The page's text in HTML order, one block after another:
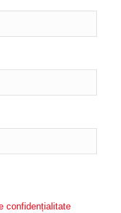
confidențialitate